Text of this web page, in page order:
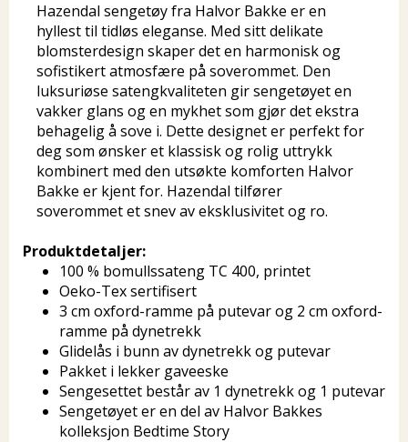
Hazendal sengetøy fra Halvor Bakke er en
hyllest til tidløs eleganse. Med sitt delikate
blomsterdesign skaper det en harmonisk og
sofistikert atmosfære på soverommet. Den
luksuriøse satengkvaliteten gir sengetøyet en
vakker glans og en mykhet som gjør det ekstra
behagelig å sove i. Dette designet er perfekt for
deg som ønsker et klassisk og rolig uttrykk
kombinert med den utsøkte komforten Halvor
Bakke er kjent for. Hazendal tilfører
soverommet et snev av eksklusivitet og ro.
Produktdetaljer:
100 % bomullssateng TC 400, printet
Oeko-Tex sertifisert
3 cm oxford-ramme på putevar og 2 cm oxford-
ramme på dynetrekk
Glidelås i bunn av dynetrekk og putevar
Pakket i lekker gaveeske
Sengesettet består av 1 dynetrekk og 1 putevar
Sengetøyet er en del av Halvor Bakkes
kolleksjon Bedtime Story